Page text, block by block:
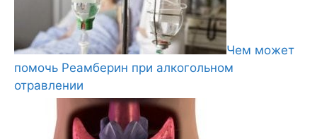
Чем может
помочь Реамберин при алкогольном
отравлении